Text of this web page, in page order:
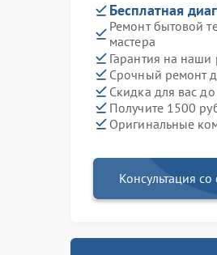
Бесплатная
Ремонт бытовой
мастера
Гарантия на
Срочный ремонт
Скидка для вас до
Получите 1500
Оригинальные
Консультация